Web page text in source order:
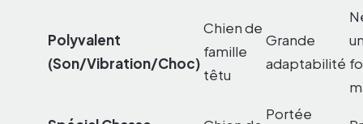
Polyvalent
(Son/Vibration/Choc)
Chien de
famille
têtu
Grande
adaptabilité
Portée